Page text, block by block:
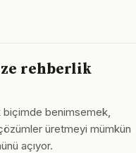
rehberlik
benimsemek,
üretmeyi mümkün
açıyor.